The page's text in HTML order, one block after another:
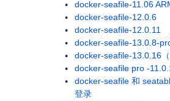
docker-seafile-11.06
docker-seafile-12.0.6
docker-seafile-12.0.11
docker-seafile-13.0.8-
docker-seafile-13.0.16（
docker-seafile pro -
docker-seafile 和
登录